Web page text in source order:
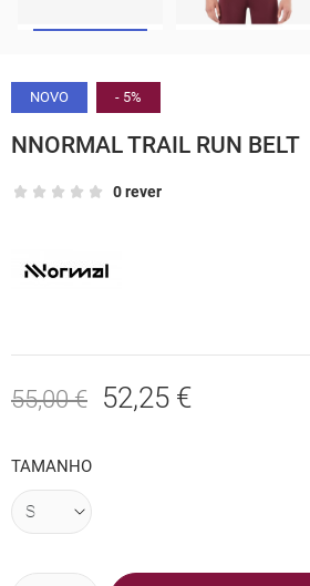
NOVO - 5%
NNORMAL TRAIL RUN BELT
0 rever
55,00 € 52,25 €
TAMANHO